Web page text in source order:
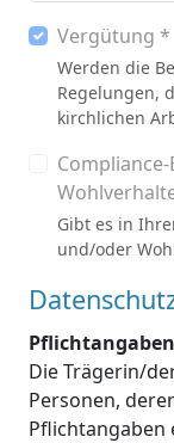
Vergütung *
Werden die
Regelungen,
kirchlichen
Gibt es in
und/oder
Pflichtangaben
Die Trägerin/
Personen,
Pflichtangaben enthalten sind, die